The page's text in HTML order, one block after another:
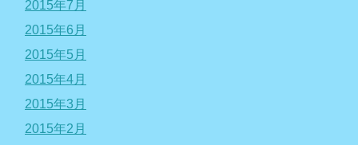
2015年7月
2015年6月
2015年5月
2015年4月
2015年3月
2015年2月